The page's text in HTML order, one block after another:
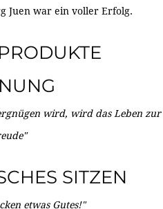
Juen war ein voller Erfolg.
wird, wird das Leben zur
SITZEN
etwas Gutes!"